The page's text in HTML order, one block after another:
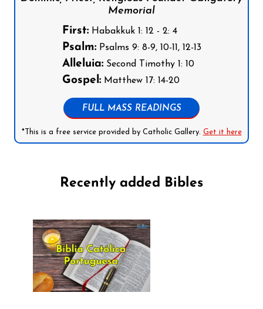
Memorial
First:Habakkuk 1: 12 - 2: 4
Psalm:Psalms 9: 8-9, 10-11, 12-13
Alleluia:Second Timothy 1: 10
Gospel:Matthew 17: 14-20
FULL MASS READINGS
*This is a free service provided by Catholic Gallery. Get it here
Recently added Bibles